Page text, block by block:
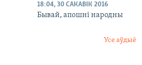
18:04, 30 САКАВІК 2016
Бывай, апошні народны
Усе аўдыё